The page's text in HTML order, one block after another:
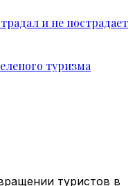
и не пострадает
туризма
туристов в